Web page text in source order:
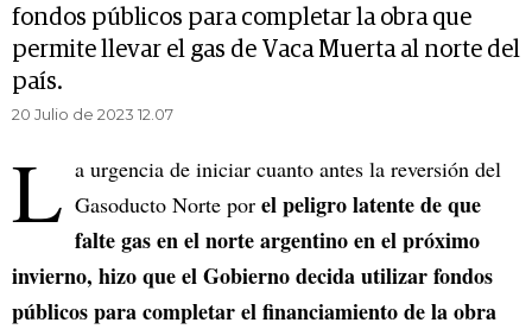
fondos públicos para completar la obra que
permite llevar el gas de Vaca Muerta al norte del
país.
20 Julio de 2023 12.07
L a urgencia de iniciar cuanto antes la reversión del
Gasoducto Norte por el peligro latente de que
falte gas en el norte argentino en el próximo
invierno, hizo que el Gobierno decida utilizar fondos
públicos para completar el financiamiento de la obra